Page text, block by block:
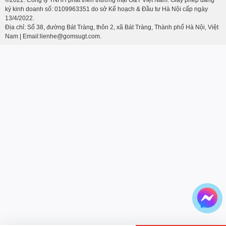
ký kinh doanh số: 0109963351 do sở Kế hoạch & Đầu tư Hà Nội cấp ngày
13/4/2022.
Địa chỉ: Số 38, đường Bát Tràng, thôn 2, xã Bát Tràng, Thành phố Hà Nội, Việt
Nam | Email:lienhe@gomsugt.com.